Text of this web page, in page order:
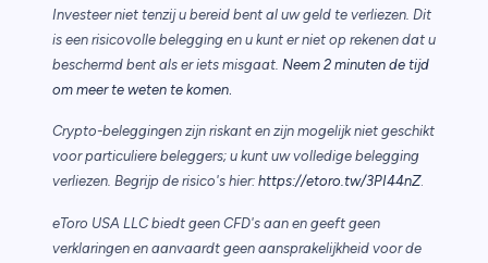
Investeer niet tenzij u bereid bent al uw geld te verliezen. Dit
is een risicovolle belegging en u kunt er niet op rekenen dat u
beschermd bent als er iets misgaat. Neem 2 minuten de tijd
om meer te weten te komen
Crypto-beleggingen zijn riskant en zijn mogelijk niet geschikt
voor particuliere beleggers; u kunt uw volledige belegging
verliezen. Begrijp de risico's hier: https://etoro.tw/3PI44nZ.
eToro USA LLC biedt geen CFD's aan en geeft geen
verklaringen en aanvaardt geen aansprakelijkheid voor de